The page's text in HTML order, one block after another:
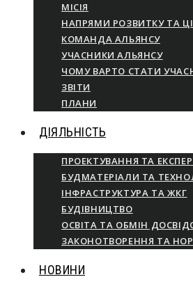
МІСІЯ
НАПРЯМИ РОЗВИТКУ ТА
КОМАНДА АЛЬЯНСУ
УЧАСНИКИ АЛЬЯНСУ
ЧОМУ ВАРТО СТАТИ
ЗВІТИ
ПЛАНИ
ДІЯЛЬНІСТЬ
ПРОЕКТУВАННЯ ТА
БУДМАТЕРІАЛИ ТА
ІНФРАСТРУКТУРА ТА ЖКГ
БУДІВНИЦТВО
ОСВІТА ТА ОБМІН
ЗАКОНОТВОРЕННЯ ТА
НОВИНИ